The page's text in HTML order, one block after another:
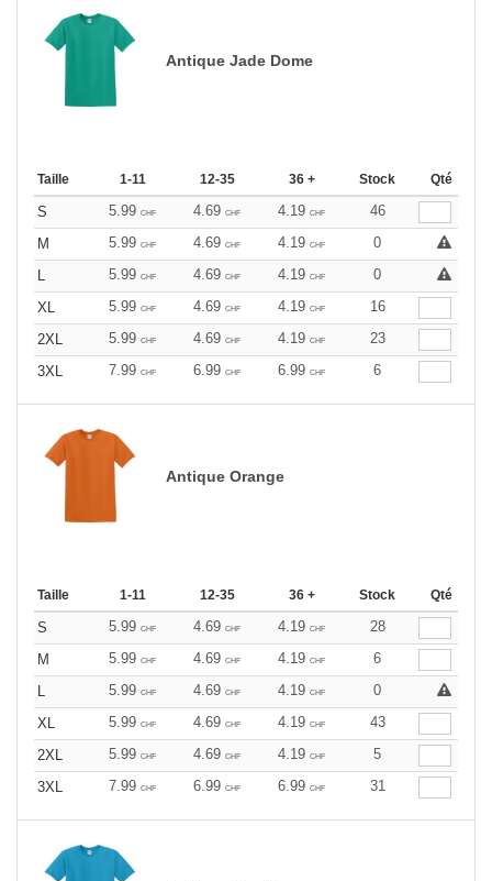
Antique Jade Dome
Taille 1-11 12-35 36 + Stock Qté
S 5.99 CHF 4.69 CHF 4.19 CHF
46
M
5.99 CHF 4.69 CHF 4.19 CHF
0
L
5.99 CHF 4.69 CHF 4.19 CHF
0
XL
5.99 CHF 4.69 CHF 4.19 CHF
16
2XL
5.99 CHF 4.69 CHF 4.19 CHF
23
3XL
7.99 CHF 6.99 CHF 6.99 CHF 6
Antique Orange
Taille 1-11 12-35 36 + Stock Qté
S 5.99 CHF 4.69 CHF 4.19 CHF
28
M
5.99 CHF 4.69 CHF 4.19 CHF
6
L
5.99 CHF 4.69 CHF 4.19 CHF
0
XL
5.99 CHF 4.69 CHF 4.19 CHF
43
2XL
5.99 CHF 4.69 CHF 4.19 CHF
5
3XL
7.99 CHF 6.99 CHF 6.99 CHF 31